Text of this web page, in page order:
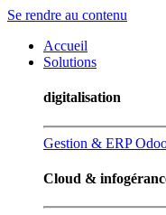
Se rendre au contenu
Accueil
Solutions
digitalisation
Gestion & ERP
Cloud &